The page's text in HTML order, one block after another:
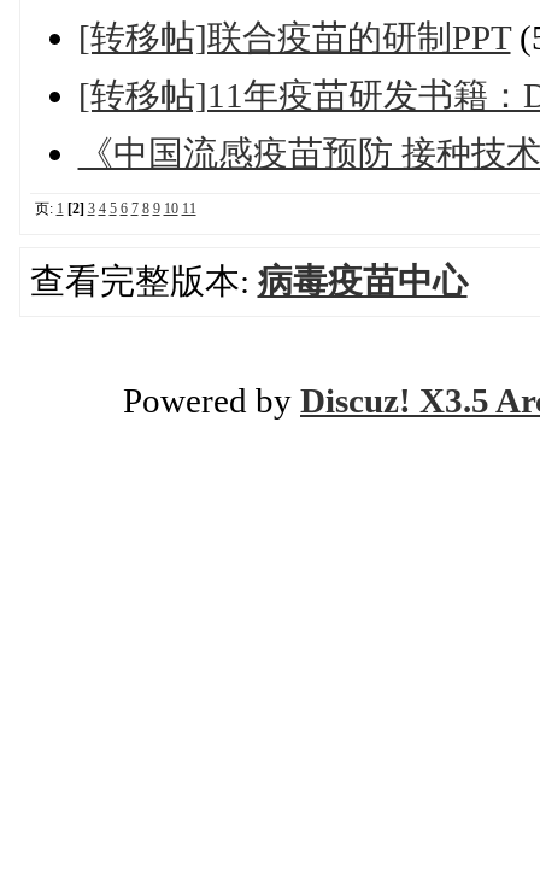
[转移帖]联合疫苗的研制PPT
[转移帖]11年疫苗研发书籍：
《中国流感疫苗预防 接种技
页: 1 [2] 3 4 5 6 7 8 9 10 11
查看完整版本: 病毒疫苗中心
Powered by Discuz! X3.5